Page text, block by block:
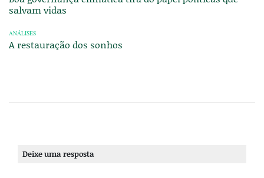
salvam vidas
ANÁLISES
A restauração dos sonhos
Deixe uma resposta